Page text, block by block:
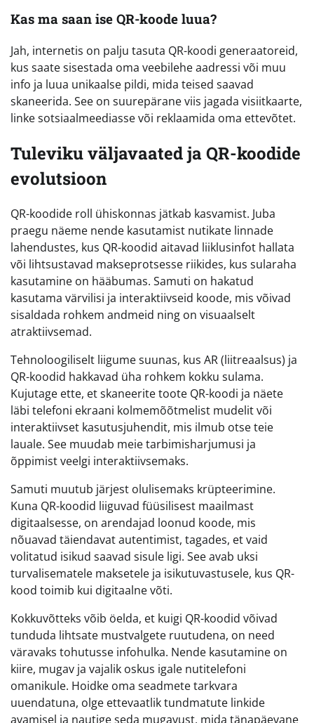
Kas ma saan ise QR-koode luua?
Jah, internetis on palju tasuta QR-koodi generaatoreid,
kus saate sisestada oma veebilehe aadressi või muu
info ja luua unikaalse pildi, mida teised saavad
skaneerida. See on suurepärane viis jagada visiitkaarte,
linke sotsiaalmeediasse või reklaamida oma ettevõtet.
Tuleviku väljavaated ja QR-koodide
evolutsioon
QR-koodide roll ühiskonnas jätkab kasvamist. Juba
praegu näeme nende kasutamist nutikate linnade
lahendustes, kus QR-koodid aitavad liiklusinfot hallata
või lihtsustavad makseprotsesse riikides, kus sularaha
kasutamine on hääbumas. Samuti on hakatud
kasutama värvilisi ja interaktiivseid koode, mis võivad
sisaldada rohkem andmeid ning on visuaalselt
atraktiivsemad.
Tehnoloogiliselt liigume suunas, kus AR (liitreaalsus) ja
QR-koodid hakkavad üha rohkem kokku sulama.
Kujutage ette, et skaneerite toote QR-koodi ja näete
läbi telefoni ekraani kolmemõõtmelist mudelit või
interaktiivset kasutusjuhendit, mis ilmub otse teie
lauale. See muudab meie tarbimisharjumusi ja
õppimist veelgi interaktiivsemaks.
Samuti muutub järjest olulisemaks krüpteerimine.
Kuna QR-koodid liiguvad füüsilisest maailmast
digitaalsesse, on arendajad loonud koode, mis
nõuavad täiendavat autentimist, tagades, et vaid
volitatud isikud saavad sisule ligi. See avab uksi
turvalisematele maksetele ja isikutuvastusele, kus QR-
kood toimib kui digitaalne võti.
Kokkuvõtteks võib öelda, et kuigi QR-koodid võivad
tunduda lihtsate mustvalgete ruutudena, on need
väravaks tohutusse infohulka. Nende kasutamine on
kiire, mugav ja vajalik oskus igale nutitelefoni
omanikule. Hoidke oma seadmete tarkvara
uuendatuna, olge ettevaatlik tundmatute linkide
avamisel ja nautige seda mugavust, mida tänapäevane